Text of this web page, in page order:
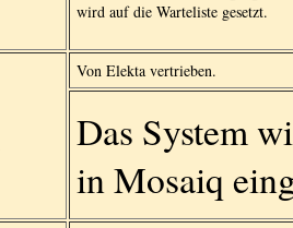
wird auf die Warteliste gesetzt.
Von Elekta vertrieben.
Das System
in Mosaiq